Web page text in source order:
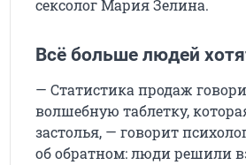
сексолог Мария Зелина.
Всё больше людей
— Статистика продаж
волшебную таблетку,
застолья, — говорит
об обратном: люди решили